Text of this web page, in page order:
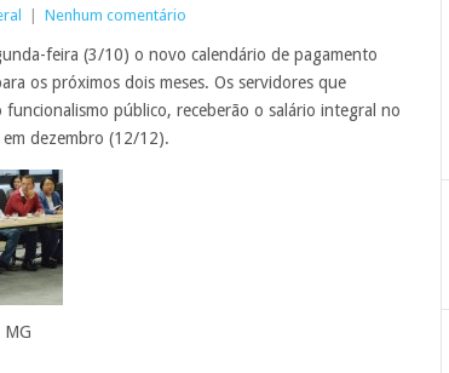
Nenhum comentário
feira (3/10) o novo calendário de pagamento
os próximos dois meses. Os servidores que
público, receberão o salário integral no
dezembro (12/12).